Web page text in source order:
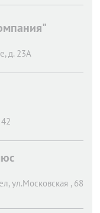
д. 23А
ул.Московская , 68